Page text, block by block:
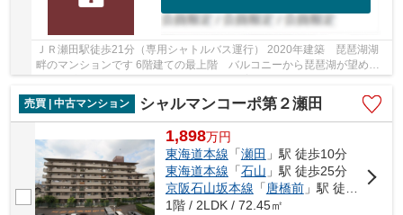
ＪＲ瀬田駅徒歩21分（専用シャトルバス運行） 2020年建築 琵琶湖湖
畔のマンションです 6階建ての最上階 バルコニーから琵琶湖が望めま
売買 | 中古マンション
シャルマンコーポ第２瀬田
1,898万円
東海道本線 「瀬田 」駅 徒歩10分
東海道本線 「石山 」駅 徒歩25分
京阪石山坂本線 「唐橋前」駅 徒歩27分
1階 / 2LDK / 72.45㎡